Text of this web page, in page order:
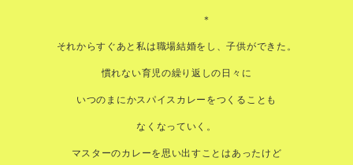
＊
それからすぐあと私は職場結婚をし、子供ができた。
慣れない育児の繰り返しの日々に
いつのまにかスパイスカレーをつくることも
なくなっていく。
マスターのカレーを思い出すことはあったけど